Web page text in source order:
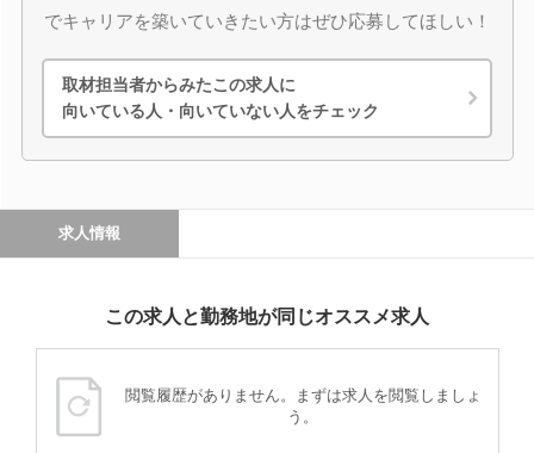
でキャリアを築いていきたい方はぜひ応募してほしい！
取材担当者からみたこの求人に
向いている人・向いていない人をチェック
求人情報
この求人と勤務地が同じオススメ求人
閲覧履歴がありません。まずは求人を閲覧しましょ
う。